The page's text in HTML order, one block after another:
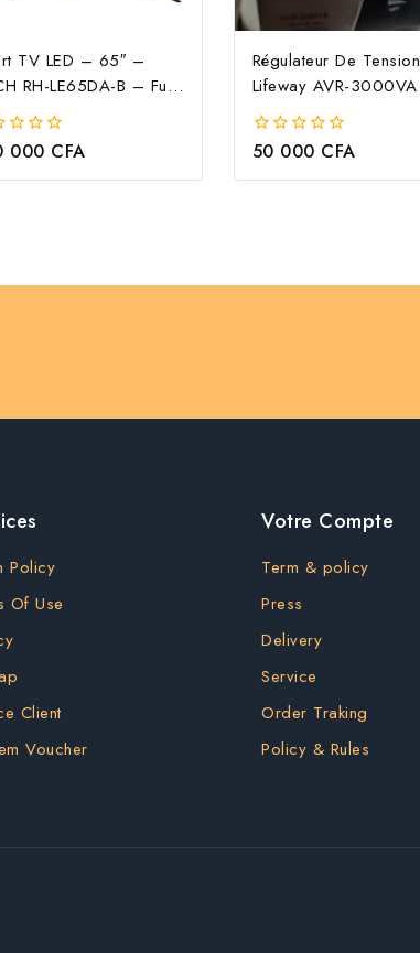
TV LED – 65″ –
RH-LE65DA-B – Full
000 CFA
Régulateur De Tension
Lifeway AVR-3000VA
0
of
50 000 CFA
Policy
Of Use
Client
Voucher
Votre Compte
Term & policy
Press
Delivery
Service
Order Traking
Policy & Rules